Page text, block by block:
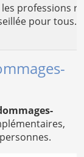
professions
pour tous.